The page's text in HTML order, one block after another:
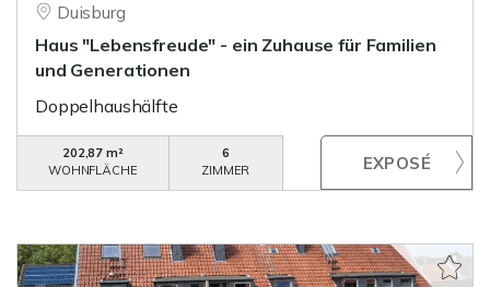
Duisburg
Haus "Lebensfreude" - ein Zuhause für Familien
und Generationen
Doppelhaushälfte
202,87 m²
WOHNFLÄCHE
6
ZIMMER